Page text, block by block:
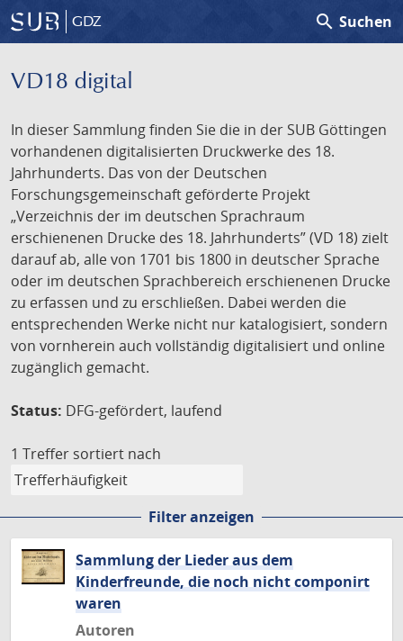
GDZ search Suchen
VD18 digital
In dieser Sammlung finden Sie die in der SUB Göttingen
vorhandenen digitalisierten Druckwerke des 18.
Jahrhunderts. Das von der Deutschen
Forschungsgemeinschaft geförderte Projekt
„Verzeichnis der im deutschen Sprachraum
erschienenen Drucke des 18. Jahrhunderts” (VD 18) zielt
darauf ab, alle von 1701 bis 1800 in deutscher Sprache
oder im deutschen Sprachbereich erschienenen Drucke
zu erfassen und zu erschließen. Dabei werden die
entsprechenden Werke nicht nur katalogisiert, sondern
von vornherein auch vollständig digitalisiert und online
zugänglich gemacht.
Status: DFG-gefördert, laufend
1 Treffer sortiert nach
Filter anzeigen
Sammlung der Lieder aus dem
Kinderfreunde, die noch nicht componirt
waren
Autoren